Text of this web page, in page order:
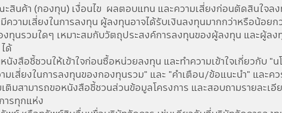
สินค้า (กองทุน) เงื่อนไข ผลตอบแทน และความเสี่ยงก่อนตัดสินใจล
ความเสี่ยงในการลงทุน ผู้ลงทุนอาจได้รับเงินลงทุนมากกว่าหรือน้อย
งทุนรวมใดๆ เหมาะสมกับวัตถุประสงค์การลงทุนของผู้ลงทุน และผู้ลง
ด้
สือชี้ชวนให้เข้าใจก่อนซื้อหน่วยลงทุน และทำความเข้าใจเกี่ยวกับ "
เสี่ยงในการลงทุนของกองทุนรวม" และ "คำเตือน/ข้อแนะนำ" และค
ติมสามารถขอหนังสือชี้ชวนส่วนข้อมูลโครงการ และสอบถามรายละเ
ารทุกแห่ง
5Y From To
Fund change
Fund